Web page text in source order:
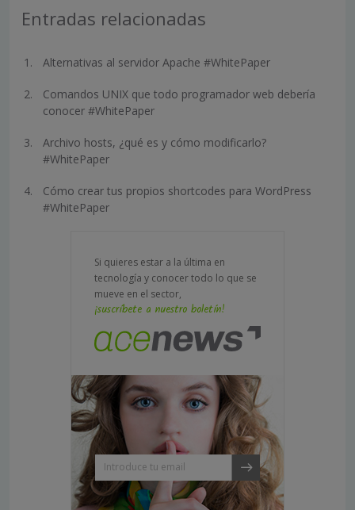
Entradas relacionadas
Alternativas al servidor Apache #WhitePaper
Comandos UNIX que todo programador web debería
conocer #WhitePaper
Archivo hosts, ¿qué es y cómo modificarlo?
#WhitePaper
Cómo crear tus propios shortcodes para WordPress
#WhitePaper
Si quieres estar a la última en
tecnología y conocer todo lo que se
mueve en el sector,
¡suscríbete a nuestro boletín!